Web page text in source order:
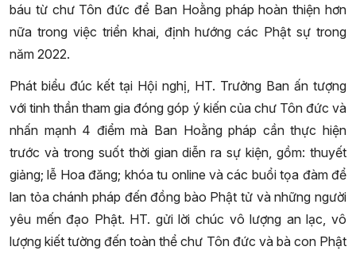
báu từ chư Tôn đức để Ban Hoằng pháp hoàn thiện hơn
nữa trong việc triển khai, định hướng các Phật sự trong
năm 2022.
Phát biểu đúc kết tại Hội nghị, HT. Trưởng Ban ấn tượng
với tinh thần tham gia đóng góp ý kiến của chư Tôn đức và
nhấn mạnh 4 điểm mà Ban Hoằng pháp cần thực hiện
trước và trong suốt thời gian diễn ra sự kiện, gồm: thuyết
giảng; lễ Hoa đăng; khóa tu online và các buổi tọa đàm để
lan tỏa chánh pháp đến đồng bào Phật tử và những người
yêu mến đạo Phật. HT. gửi lời chúc vô lượng an lạc, vô
lượng kiết tường đến toàn thể chư Tôn đức và bà con Phật